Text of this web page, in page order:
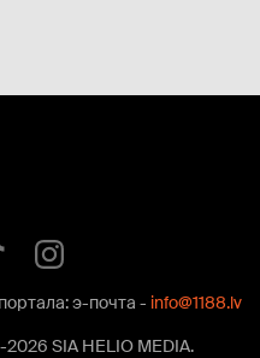
э-почта - info@1188.lv
SIA HELIO MEDIA.